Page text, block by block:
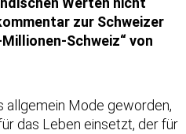
zur Schweizer
Schweiz“ von
allgemein Mode geworden,
das Leben einsetzt, der für